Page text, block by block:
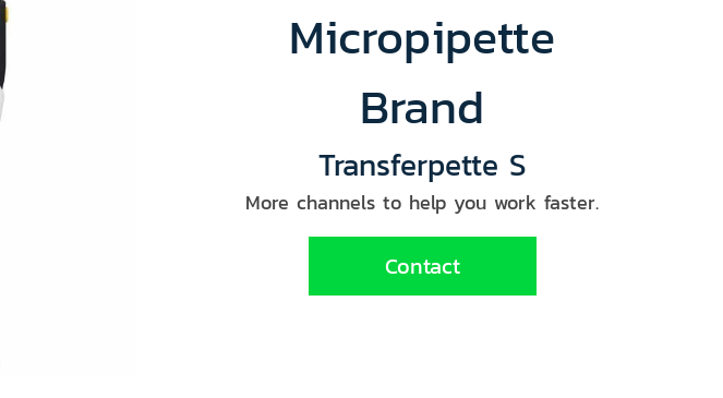
Micropipette
Brand
Transferpette S
More channels to help you work faster.
Contact